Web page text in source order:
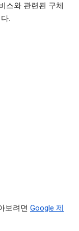
스와 관련된 구체
.
보려면 Google 제